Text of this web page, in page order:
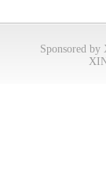
Sponsored